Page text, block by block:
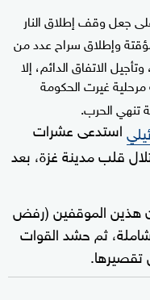
جعل وقف إطلاق النار
وإطلاق سراح عدد من
الاتفاق الدائم، إلا
غيرت الحكومة
تنهي الحرب.
استدعى عشرات
قلب مدينة غزة، بعد
هذين الموقفين (رفض
ثم حشد القوات
تقصيرها.